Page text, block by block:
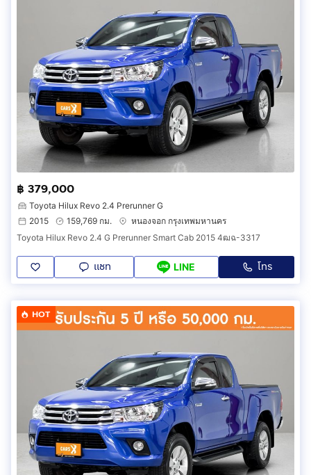
฿ 379,000
Toyota Hilux Revo 2.4 Prerunner G
2015
159,769 กม.
หนองจอก กรุงเทพมหานคร
Toyota Hilux Revo 2.4 G Prerunner Smart Cab 2015 4ฒฉ-3317
แชท LINE โทร
HOT